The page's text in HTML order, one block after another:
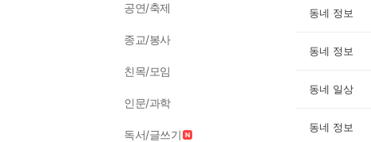
공연/축제
종교/봉사
친목/모임
인문/과학
독서/글쓰기
동네 정보
동네 정보
동네 일상
동네 정보